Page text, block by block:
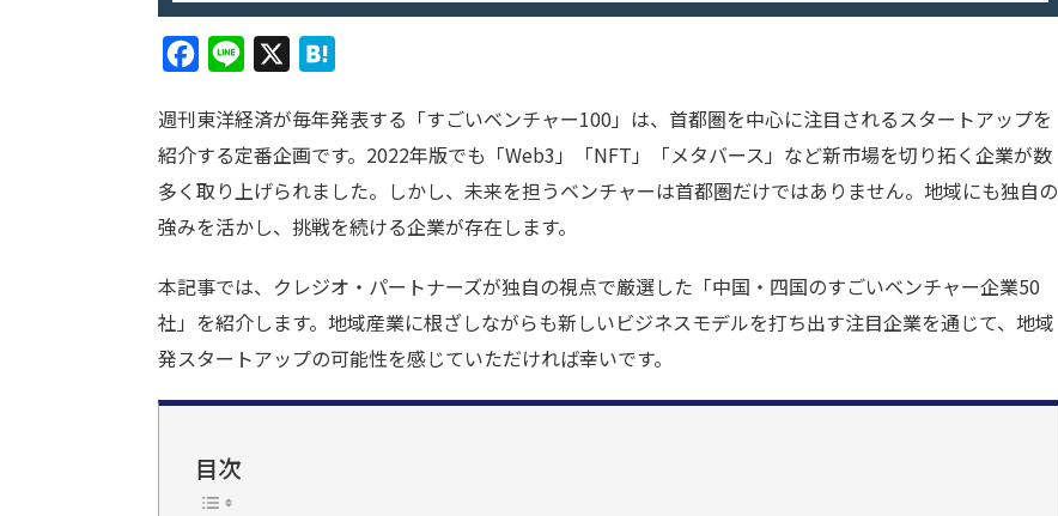
c
e
b
o
k
n
e
t
e
n
a
週刊東洋経済が毎年発表する「すごいベンチャー100」は、首都圏を中心に注目されるスタートアップを
紹介する定番企画です。2022年版でも「Web3」「NFT」「メタバース」など新市場を切り拓く企業が数
多く取り上げられました。しかし、未来を担うベンチャーは首都圏だけではありません。地域にも独自の
強みを活かし、挑戦を続ける企業が存在します。
本記事では、クレジオ・パートナーズが独自の視点で厳選した「中国・四国のすごいベンチャー企業50
社」を紹介します。地域産業に根ざしながらも新しいビジネスモデルを打ち出す注目企業を通じて、地域
発スタートアップの可能性を感じていただければ幸いです。
目次